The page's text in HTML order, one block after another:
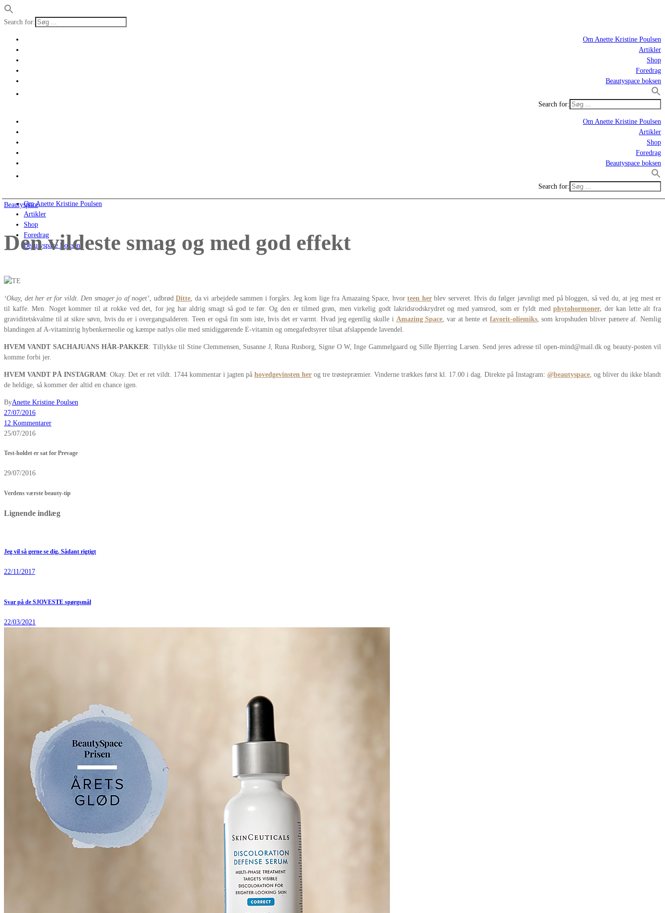
Search for:
Om Anette Kristine Poulsen
Artikler
Shop
Foredrag
Beautyspace boksen
Search for:
Om Anette Kristine Poulsen
Artikler
Shop
Foredrag
Beautyspace boksen
Search for:
Om Anette Kristine Poulsen
Artikler
Shop
Foredrag
Beautyspace Boksen
Beautyspace
Den vildeste smag og med god effekt
‘Okay, det her er for vildt. Den smager jo af noget’ , udbrødDitte , da vi arbejdede sammen i forgårs. Jeg kom lige fra Amazaing Space, hvorteen herblev serveret. Hvis du følger jævnligt med på bloggen, så ved du, at jeg mest er
til kaffe. Men. Noget kommer til at rokke ved det, for jeg har aldrig smagt så god te før. Og den er tilmed grøn, men virkelig godt lakridsrodskrydret og med yamsrod, som er fyldt medphytohormoner, der kan lette alt fra
graviditetskvalme til at sikre søvn, hvis du er i overgangsalderen. Teen er også fin som iste, hvis det er varmt. Hvad jeg egentlig skulle i Amazing Space , var at hente et favorit-oliemiks, som kropshuden bliver pænere af. Nemlig
blandingen af A-vitaminrig hybenkerneolie og kæmpe natlys olie med smidiggørende E-vitamin og omegafedtsyrer tilsat afslappende lavendel.
HVEM VANDT SACHAJUANS HÅR-PAKKER: Tillykke til Stine Clemmensen, Susanne J, Runa Rusborg, Signe O W, Inge Gammelgaard og Sille Bjerring Larsen. Send jeres adresse til open-mind@mail.dk og beauty-posten vil
komme forbi jer.
HVEM VANDT PÅ INSTAGRAM: Okay. Det er ret vildt. 1744 kommentar i jagten på hovedgevinsten her og tre trøstepræmier. Vinderne trækkes først kl. 17.00 i dag. Direkte på Instagram: @beautyspace , og bliver du ikke blandt
de heldige, så kommer der altid en chance igen.
ByAnette Kristine Poulsen
27/07/2016
12 Kommentarer
25/07/2016
Test-holdet er sat for Prevage
29/07/2016
Verdens værste beauty-tip
Lignende indlæg
Jeg vil så gerne se dig. Sådant rigtigt
22/11/2017
Svar på de SJOVESTE spørgsmål
22/03/2021